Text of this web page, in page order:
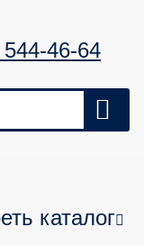
46-64
каталог